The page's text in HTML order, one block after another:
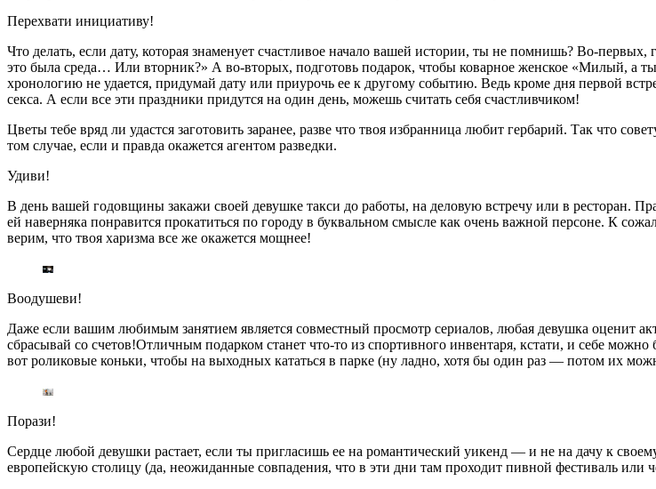
Перехвати инициативу!
Что делать, если дату, которая знаменует счастливое начало вашей истории, ты не помнишь? Во-
это была среда… Или вторник?» А во-вторых, подготовь подарок, чтобы коварное женское «Милый, а
хронологию не удается, придумай дату или приурочь ее к другому событию. Ведь кроме дня первой
секса. А если все эти праздники придутся на один день, можешь считать себя счастливчиком!
Цветы тебе вряд ли удастся заготовить заранее, разве что твоя избранница любит гербарий. Так что
том случае, если и правда окажется агентом разведки.
Удиви!
В день вашей годовщины закажи своей девушке такси до работы, на деловую встречу или в ресторан.
ей наверняка понравится прокатиться по городу в буквальном смысле как очень важной персоне. К
верим, что твоя харизма все же окажется мощнее!
Воодушеви!
Даже если вашим любимым занятием является совместный просмотр сериалов, любая девушка оценит
сбрасывай со счетов!Отличным подарком станет что-то из спортивного инвентаря, кстати, и себе
вот роликовые коньки, чтобы на выходных кататься в парке (ну ладно, хотя бы один раз — потом их
Порази!
Сердце любой девушки растает, если ты пригласишь ее на романтический уикенд — и не на дачу к
европейскую столицу (да, неожиданные совпадения, что в эти дни там проходит пивной фестиваль